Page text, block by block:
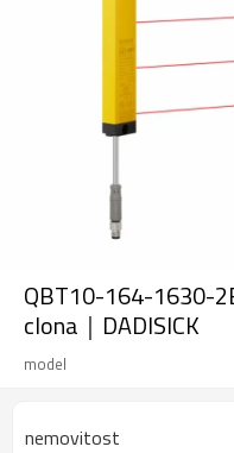
QBT10-164-1630-
clona｜DADISICK
model
nemovitost